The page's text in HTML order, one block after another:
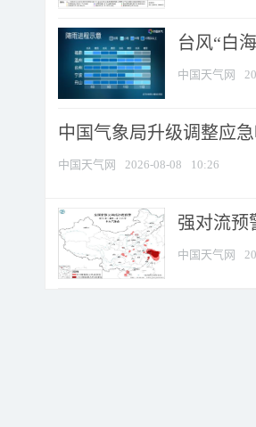
台风“白
中国天气网
中国气象局升级调整应
中国天气网 2026-08-08 10:26
强对流预
中国天气网